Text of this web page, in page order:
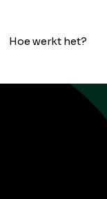
Hoe werkt het?